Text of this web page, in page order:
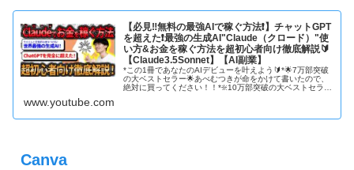
【必見‼️無料の最強AIで稼ぐ方法❗️】チャットGPT
を超えた❗️最強の生成AI"Claude（クロード）"使
い方&お金を稼ぐ方法を超初心者向け徹底解説🔰
【Claude3.5Sonnet】【AI副業】
*この1冊であなたのAIデビューを叶えよう🔰*🌟7万部突破
の大ベストセラー🌟あべむつきが命をかけて書いたので、
絶対に買ってください！！*❇️10万部突破の大ベストセラ
www.youtube.com
Canva